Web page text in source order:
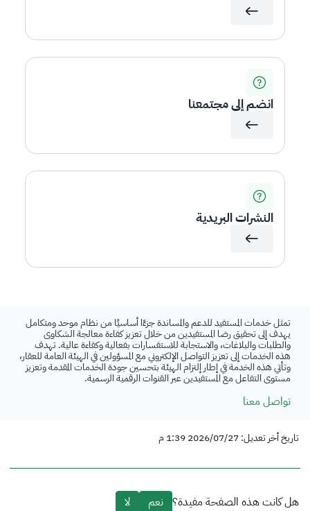
انضم إلى مجتمعنا
النشرات البريدية
تمثل خدمات المستفيد للدعم والمساندة جزءًا أساسيًا من نظام موحد ومتكامل
يهدف إلى تحقيق رضا المستفيدين من خلال تعزيز كفاءة معالجة الشكاوى
والطلبات والبلاغات، والاستجابة للاستفسارات بفعالية وكفاءة عالية. تهدف
هذه الخدمات إلى تعزيز التواصل الإلكتروني مع المسؤولين في الهيئة العامة للعقار،
وتأتي هذه الخدمة في إطار إلتزام الهيئة بتحسين جودة الخدمات المقدمة وتعزيز
مستوى التفاعل مع المستفيدين عبر القنوات الرقمية الرسمية.
تواصل معنا
تاريخ أخر تعديل: 2026/07/27 1:39 م
هل كانت هذه الصفحة مفيدة؟ نعم
لا